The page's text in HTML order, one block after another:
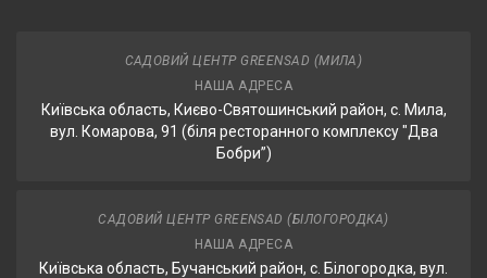
САДОВИЙ ЦЕНТР GREENSAD (МИЛА)
НАША АДРЕСА
Київська область, Києво-Святошинський район, с. Мила,
вул. Комарова, 91 (біля ресторанного комплексу "Два
Бобри”)
САДОВИЙ ЦЕНТР GREENSAD (БІЛОГОРОДКА)
НАША АДРЕСА
Київська область, Бучанський район, с. Білогородка, вул.